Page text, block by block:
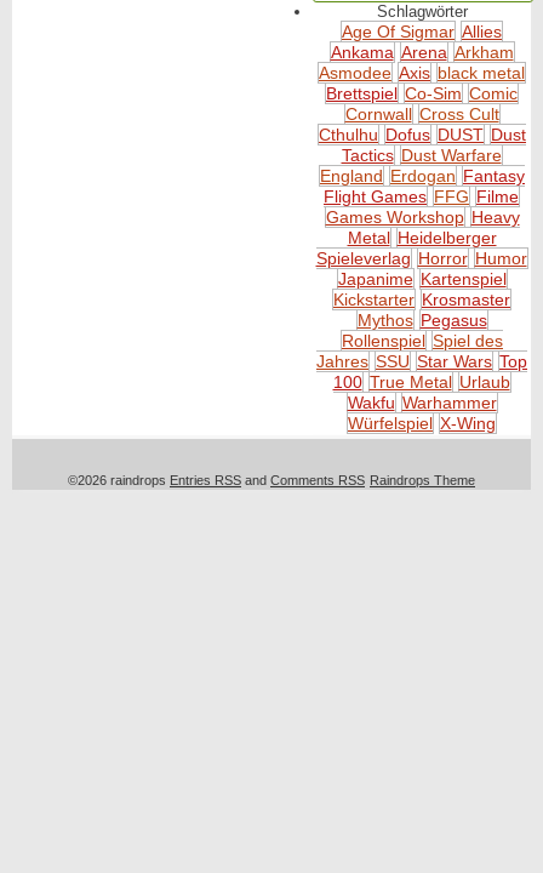
Schlagwörter
Age Of Sigmar Allies
Ankama Arena Arkham
Asmodee Axis black metal
Brettspiel Co-Sim Comic
Cornwall Cross Cult
Cthulhu Dofus DUST Dust
Tactics Dust Warfare
England Erdogan Fantasy
Flight Games FFG Filme
Games Workshop Heavy
Metal Heidelberger
Spieleverlag Horror Humor
Japanime Kartenspiel
Kickstarter Krosmaster
Mythos Pegasus
Rollenspiel Spiel des
Jahres SSU Star Wars Top
100 True Metal Urlaub
Wakfu Warhammer
Würfelspiel X-Wing
©2026 raindrops Entries RSS and Comments RSS Raindrops Theme